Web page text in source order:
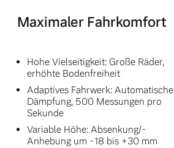
Maximaler Fahrkomfort
Hohe Vielseitigkeit: Große Räder,
erhöhte Bodenfreiheit
Adaptives Fahrwerk: Automatische
Dämpfung, 500 Messungen pro
Sekunde
Variable Höhe: Absenkung/-
Anhebung um -18 bis +30 mm